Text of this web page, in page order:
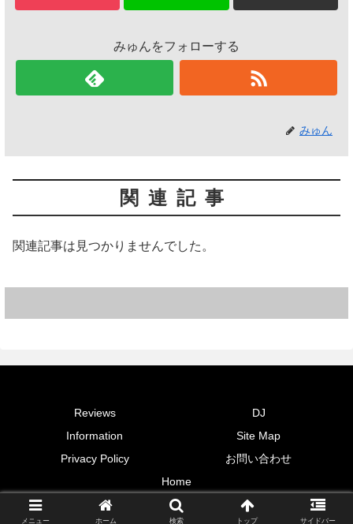
みゅんをフォローする
みゅん
関連記事
関連記事は見つかりませんでした。
Reviews
DJ
Information
Site Map
Privacy Policy
お問い合わせ
Home
© 2018-2026 Myunsic Re/cords.
メニュー ホーム 検索 トップ サイドバー